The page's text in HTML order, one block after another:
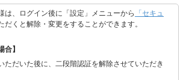
は、ログイン後に「設定」メニューから 「セキュ
だくと解除・変更をすることができます。
合】
ただいた後に、二段階認証を解除させていただき